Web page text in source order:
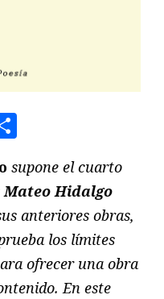
supone el cuarto
Mateo Hidalgo
anteriores obras,
los límites
ofrecer una obra
En este